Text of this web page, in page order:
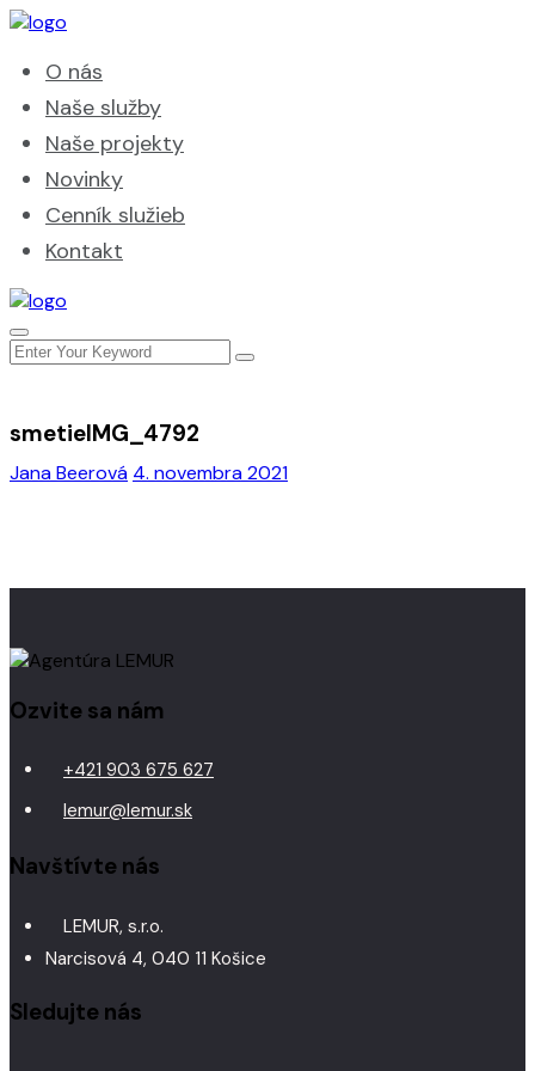
O nás
Naše služby
Naše projekty
Novinky
Cenník služieb
Kontakt
Jana Beerová 4. novembra 2021
smetieIMG_4792
Ozvite sa nám
+421 903 675 627
lemur@lemur.sk
Navštívte nás
LEMUR, s.r.o.
Narcisová 4, 040 11 Košice
Sledujte nás